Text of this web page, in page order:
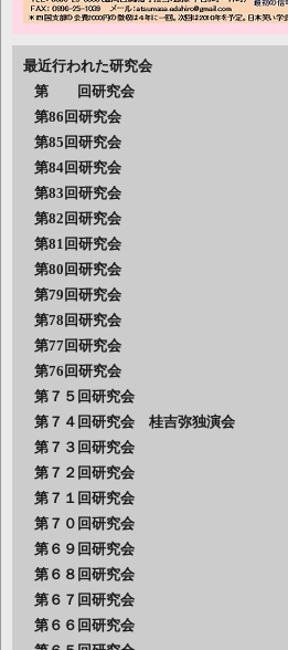
最近行われた研究会
第 回研究会
第86回研究会
第85回研究会
第84回研究会
第83回研究会
第82回研究会
第81回研究会
第80回研究会
第79回研究会
第78回研究会
第77回研究会
第76回研究会
第７５回研究会
第７４回研究会 桂吉弥独演会
第７３回研究会
第７２回研究会
第７１回研究会
第７０回研究会
第６９回研究会
第６８回研究会
第６７回研究会
第６６回研究会